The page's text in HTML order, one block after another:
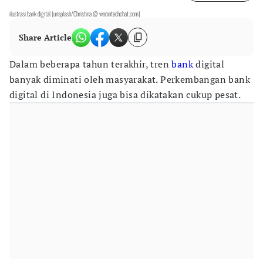
ilustrasi bank digital (unsplash/Christina @ wocintechchat.com)
Share Article
Dalam beberapa tahun terakhir, trenbankdigital
banyak diminati oleh masyarakat. Perkembangan bank
digital di Indonesia juga bisa dikatakan cukup pesat.